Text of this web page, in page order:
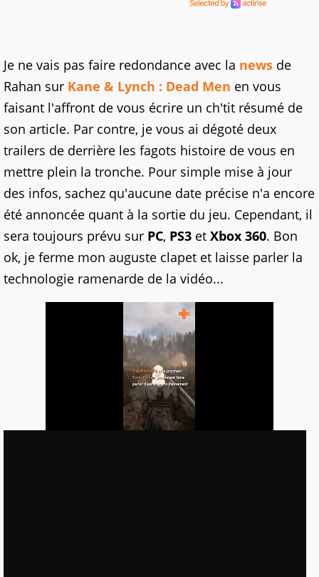
Je ne vais pas faire redondance avec la news de
Rahan sur Kane & Lynch : Dead Men en vous
faisant l'affront de vous écrire un ch'tit résumé de
son article. Par contre, je vous ai dégoté deux
trailers de derrière les fagots histoire de vous en
mettre plein la tronche. Pour simple mise à jour
des infos, sachez qu'aucune date précise n'a encore
été annoncée quant à la sortie du jeu. Cependant, il
sera toujours prévu sur PC, PS3 et Xbox 360. Bon
ok, je ferme mon auguste clapet et laisse parler la
technologie ramenarde de la vidéo...